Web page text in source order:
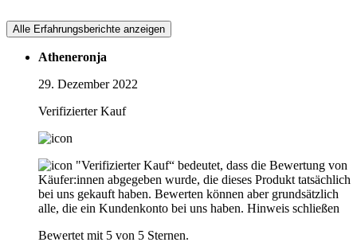
Alle Erfahrungsberichte anzeigen
Atheneronja
29. Dezember 2022
Verifizierter Kauf
"Verifizierter Kauf“ bedeutet, dass die Bewertung von
Käufer:innen abgegeben wurde, die dieses Produkt tatsächlich
bei uns gekauft haben. Bewerten können aber grundsätzlich
alle, die ein Kundenkonto bei uns haben. Hinweis schließen
Bewertet mit 5 von 5 Sternen.